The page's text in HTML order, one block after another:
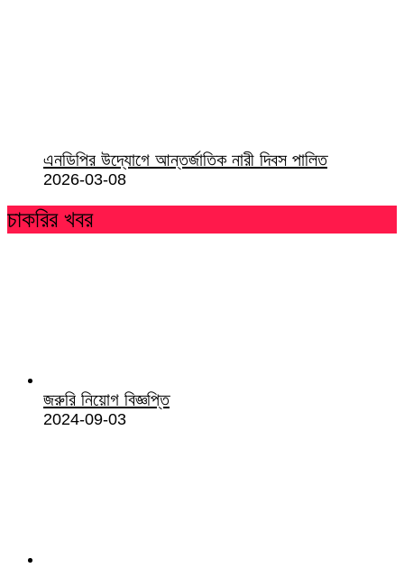
এনডিপির উদ্যোগে আন্তর্জাতিক নারী দিবস পালিত
2026-03-08
চাকরির খবর
জরুরি নিয়োগ বিজ্ঞপ্তি
2024-09-03